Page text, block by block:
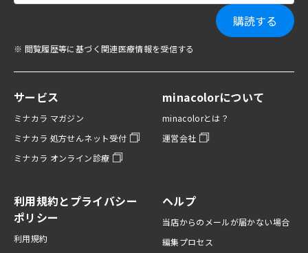
購読する
※ 閲覧履歴等に基づく関連医療情報を受信する
サービス
ミナカラ マガジン
ミナカラ 処方せんネット受付
ミナカラ オンライン診療
minacolorについて
minacolorとは？
運営会社
利用規約とプライバシー
ポリシー
利用規約
ヘルプ
当店からのメールが届かない場合
編集プロセス